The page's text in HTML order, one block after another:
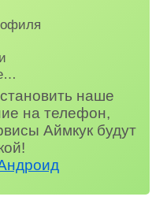
наше
на телефон,
Аймкук будут